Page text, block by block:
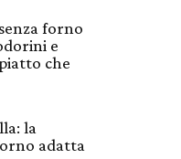
forno
e
che
la
adatta